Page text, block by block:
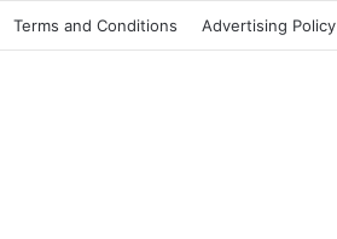
Terms and Conditions Advertising Policy